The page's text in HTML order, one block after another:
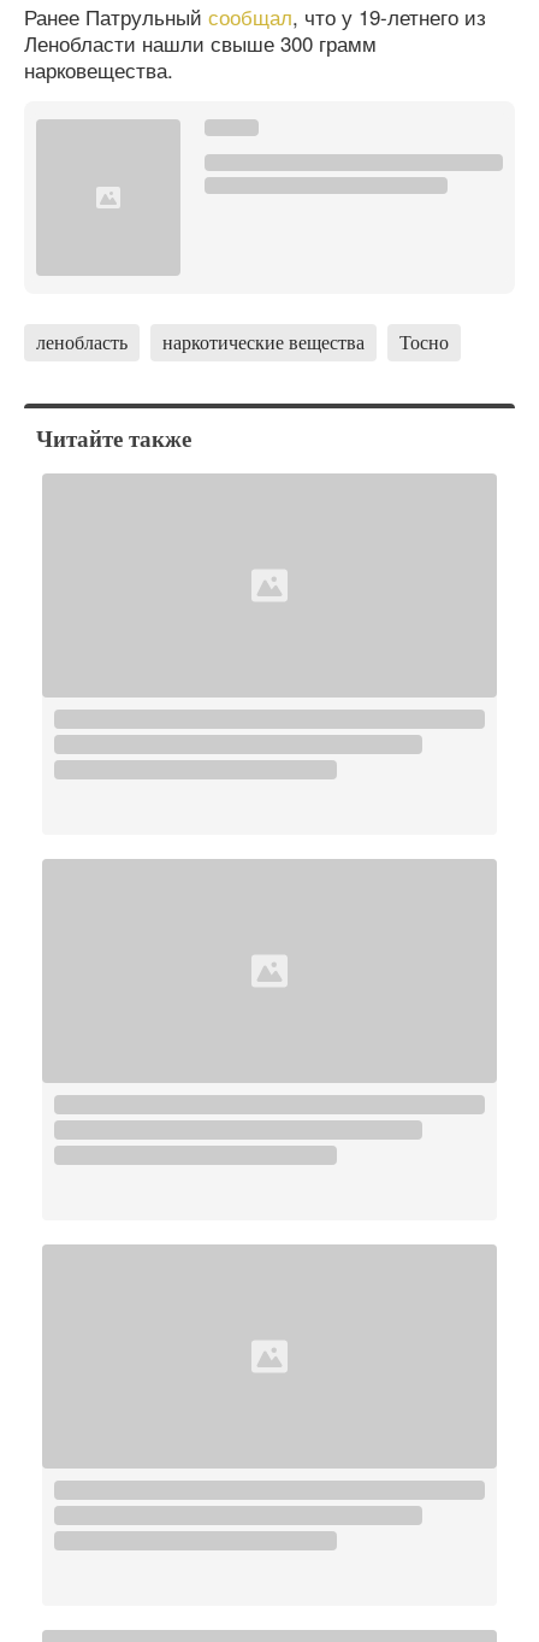
Ранее Патрульный сообщал, что у 19-летнего из
Ленобласти нашли свыше 300 грамм
нарковещества.
ленобласть наркотические вещества Тосно
Читайте также